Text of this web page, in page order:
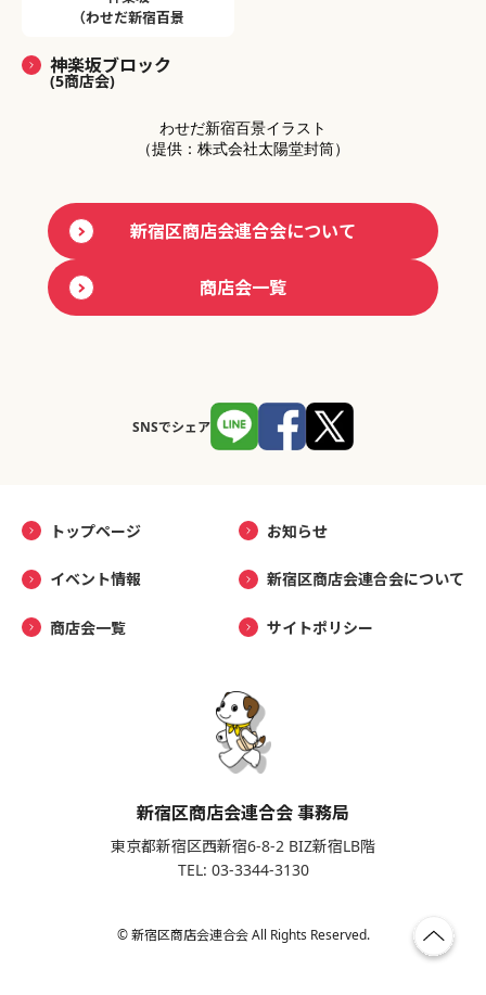
（わせだ新宿百景
神楽坂ブロック
(5商店会)
わせだ新宿百景イラスト
（提供：株式会社太陽堂封筒）
新宿区商店会連合会について
商店会一覧
SNSでシェア
トップページ お知らせ
イベント情報 新宿区商店会連合会について
商店会一覧 サイトポリシー
新宿区商店会連合会 事務局
東京都新宿区西新宿6-8-2 BIZ新宿LB階
TEL: 03-3344-3130
© 新宿区商店会連合会 All Rights Reserved.